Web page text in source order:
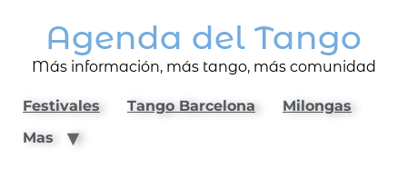
Agenda del Tango
Más información, más tango, más comunidad
Festivales Tango Barcelona
Milongas
Mas